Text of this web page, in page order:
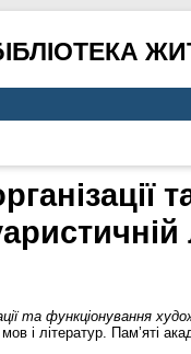
та функціонування
і літератур. Пам’яті